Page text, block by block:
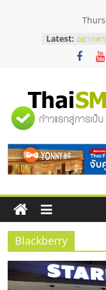
Latest: อยากห
เริ่มยัง
สัมมนา
ไชส์ ครั้
ร้านเค
บริษัท
วิธีเลือ
โจทย์ธุ
"ศูนย์
รวม
ข้อมูล
ธุรกิจ
SME
Blackberry